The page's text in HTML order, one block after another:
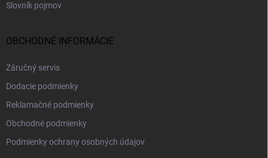
Slovník pojmov
OBCHODNÉ INFORMÁCIE
Záručný servis
Dodacie podmienky
Reklamačné podmienky
Obchodné podmienky
Podmienky ochrany osobných údajov